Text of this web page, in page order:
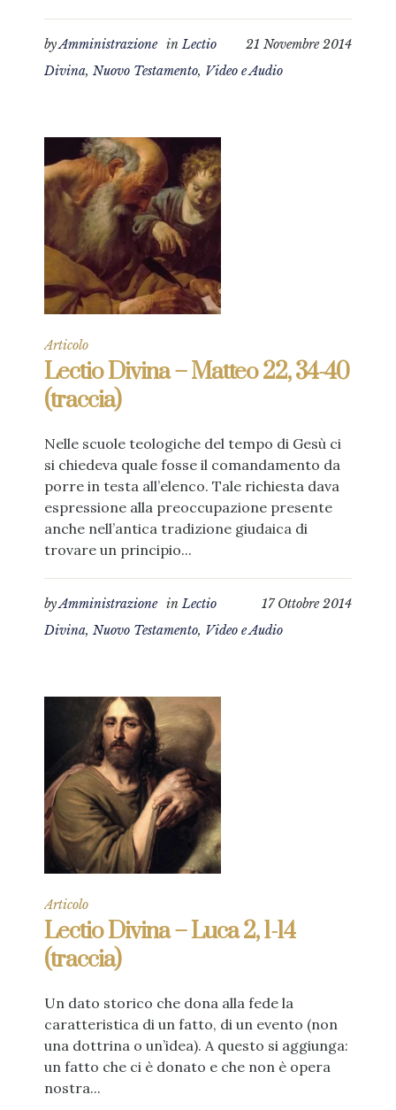
21 Novembre 2014
byAmministrazione inLectio
Divina, Nuovo Testamento, Video e Audio
Articolo
Lectio Divina – Matteo 22, 34-40
(traccia)
Nelle scuole teologiche del tempo di Gesù ci
si chiedeva quale fosse il comandamento da
porre in testa all’elenco. Tale richiesta dava
espressione alla preoccupazione presente
anche nell’antica tradizione giudaica di
trovare un principio...
17 Ottobre 2014
byAmministrazione inLectio
Divina, Nuovo Testamento, Video e Audio
Articolo
Lectio Divina – Luca 2, 1-14
(traccia)
Un dato storico che dona alla fede la
caratteristica di un fatto, di un evento (non
una dottrina o un’idea). A questo si aggiunga:
un fatto che ci è donato e che non è opera
nostra...